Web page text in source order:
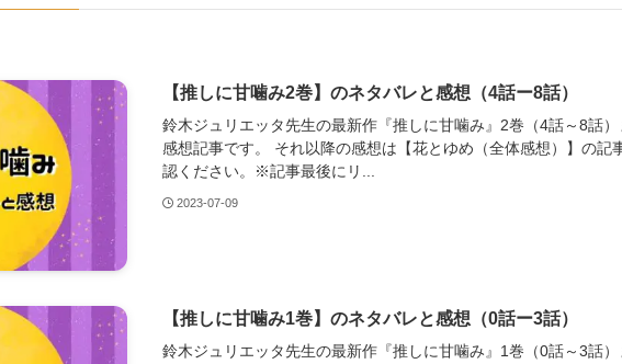
【推しに甘噛み2巻】のネタバレと感想（4話ー8話）
鈴木ジュリエッタ先生の最新作『推しに甘噛み』2巻（4話～8話）
感想記事です。 それ以降の感想は【花とゆめ（全体感想）】の記
認ください。※記事最後にリ...
2023-07-09
【推しに甘噛み1巻】のネタバレと感想（0話ー3話）
鈴木ジュリエッタ先生の最新作『推しに甘噛み』1巻（0話～3話）